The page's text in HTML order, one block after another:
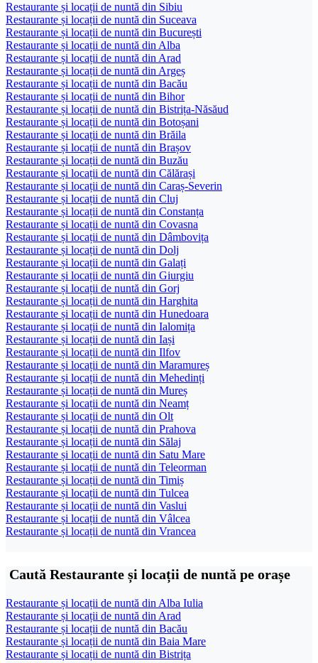
Restaurante și locații de nuntă din Sibiu
Restaurante și locații de nuntă din Suceava
Restaurante și locații de nuntă din București
Restaurante și locații de nuntă din Alba
Restaurante și locații de nuntă din Arad
Restaurante și locații de nuntă din Argeș
Restaurante și locații de nuntă din Bacău
Restaurante și locații de nuntă din Bihor
Restaurante și locații de nuntă din Bistrița-Năsăud
Restaurante și locații de nuntă din Botoșani
Restaurante și locații de nuntă din Brăila
Restaurante și locații de nuntă din Brașov
Restaurante și locații de nuntă din Buzău
Restaurante și locații de nuntă din Călărași
Restaurante și locații de nuntă din Caraș-Severin
Restaurante și locații de nuntă din Cluj
Restaurante și locații de nuntă din Constanța
Restaurante și locații de nuntă din Covasna
Restaurante și locații de nuntă din Dâmbovița
Restaurante și locații de nuntă din Dolj
Restaurante și locații de nuntă din Galați
Restaurante și locații de nuntă din Giurgiu
Restaurante și locații de nuntă din Gorj
Restaurante și locații de nuntă din Harghita
Restaurante și locații de nuntă din Hunedoara
Restaurante și locații de nuntă din Ialomița
Restaurante și locații de nuntă din Iași
Restaurante și locații de nuntă din Ilfov
Restaurante și locații de nuntă din Maramureș
Restaurante și locații de nuntă din Mehedinți
Restaurante și locații de nuntă din Mureș
Restaurante și locații de nuntă din Neamț
Restaurante și locații de nuntă din Olt
Restaurante și locații de nuntă din Prahova
Restaurante și locații de nuntă din Sălaj
Restaurante și locații de nuntă din Satu Mare
Restaurante și locații de nuntă din Teleorman
Restaurante și locații de nuntă din Timiș
Restaurante și locații de nuntă din Tulcea
Restaurante și locații de nuntă din Vaslui
Restaurante și locații de nuntă din Vâlcea
Restaurante și locații de nuntă din Vrancea
Caută Restaurante și locații de nuntă pe orașe
Restaurante și locații de nuntă din Alba Iulia
Restaurante și locații de nuntă din Arad
Restaurante și locații de nuntă din Bacău
Restaurante și locații de nuntă din Baia Mare
Restaurante și locații de nuntă din Bistrița